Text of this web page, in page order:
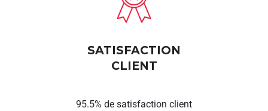
SATISFACTION
CLIENT
95.5% de satisfaction client